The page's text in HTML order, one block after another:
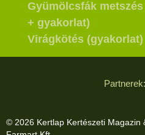
Gyümölcsfák
+ gyakorlat)
Virágkötés (gyakorlat)
Partnerek:
© 2026 Kertlap Kertészeti Magazin